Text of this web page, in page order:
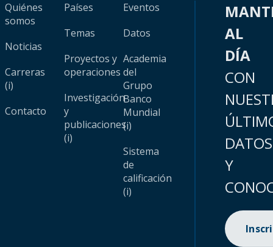
Quiénes
somos
Noticias
Carreras
(i)
Contacto
Países
Temas
Proyectos y
operaciones
Investigación
y
publicaciones
(i)
Eventos
Datos
Academia
del
Grupo
Banco
Mundial
(i)
Sistema
de
calificación
(i)
AL
DÍA
CON
DATOS
Y